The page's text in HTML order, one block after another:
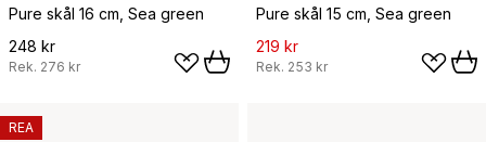
Pure skål 16 cm, Sea green
248 kr
Rek. 276 kr
Pure skål 15 cm, Sea green
219 kr
Rek. 253 kr
REA